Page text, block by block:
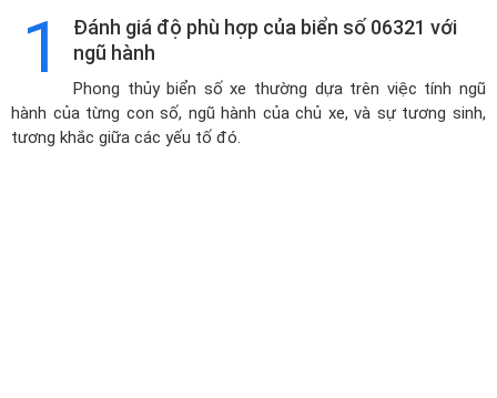
1
Đánh giá độ phù hợp của biển số 06321 với
ngũ hành
Phong thủy biển số xe thường dựa trên việc tính ngũ
hành của từng con số, ngũ hành của chủ xe, và sự tương sinh,
tương khắc giữa các yếu tố đó.